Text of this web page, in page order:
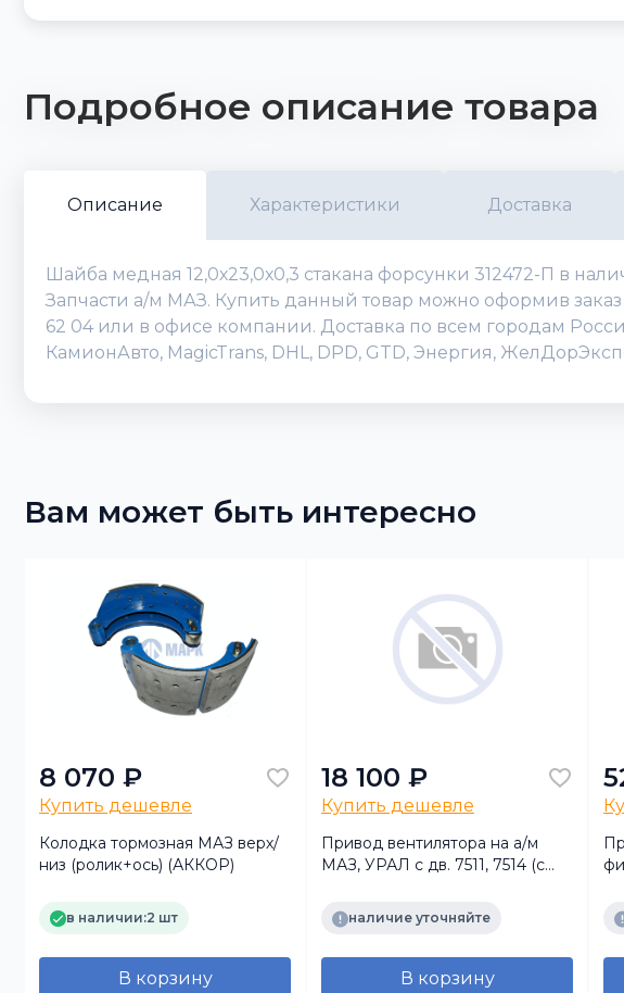
Подробное описание товара
Описание Характеристики Доставка
Шайба медная 12,0х23,0х0,3 стакана форсунки 312472-П в
Запчасти а/м МАЗ. Купить данный товар можно оформив заказ
62 04 или в офисе компании. Доставка по всем городам
КамионАвто, MagicTrans, DHL, DPD, GTD, Энергия,
Вам может быть интересно
8 070 ₽
Купить дешевле
Колодка тормозная МАЗ верх/
низ (ролик+ось) (АККОР)
в наличии:2 шт
В корзину
18 100 ₽
Купить дешевле
Привод вентилятора на а/м
МАЗ, УРАЛ с дв. 7511, 7514 (с
наличие уточняйте
В корзину